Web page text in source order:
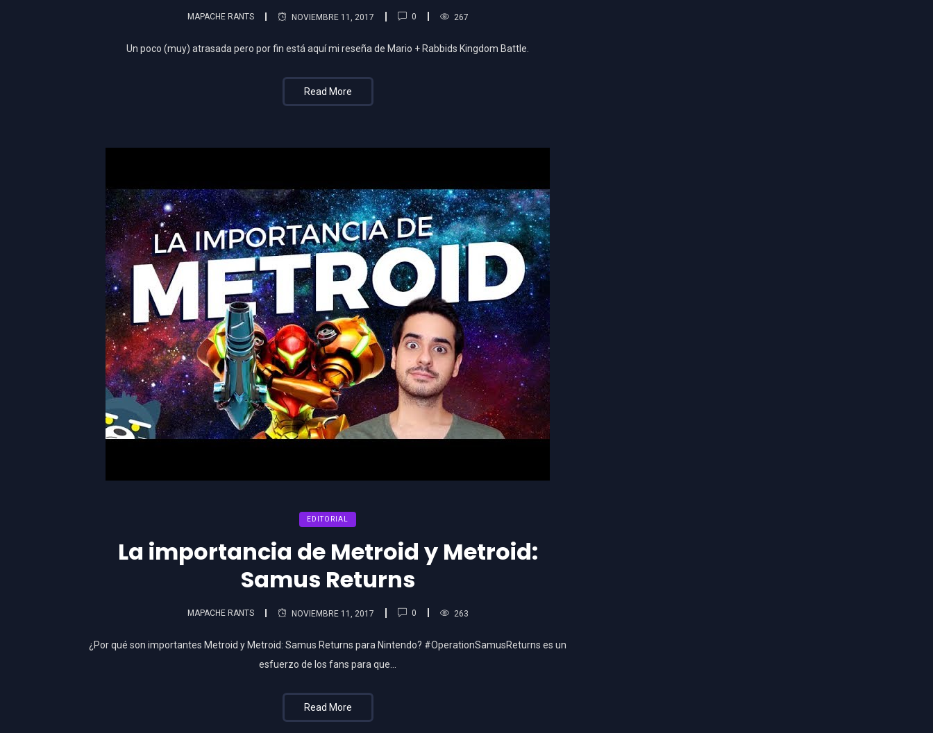
MAPACHE RANTS NOVIEMBRE 11, 2017 0 267
Un poco (muy) atrasada pero por fin está aquí mi reseña de Mario + Rabbids Kingdom Battle.
Read More
EDITORIAL
La importancia de Metroid y Metroid:
Samus Returns
MAPACHE RANTS NOVIEMBRE 11, 2017 0 263
¿Por qué son importantes Metroid y Metroid: Samus Returns para Nintendo? #OperationSamusReturns es un
esfuerzo de los fans para que…
Read More